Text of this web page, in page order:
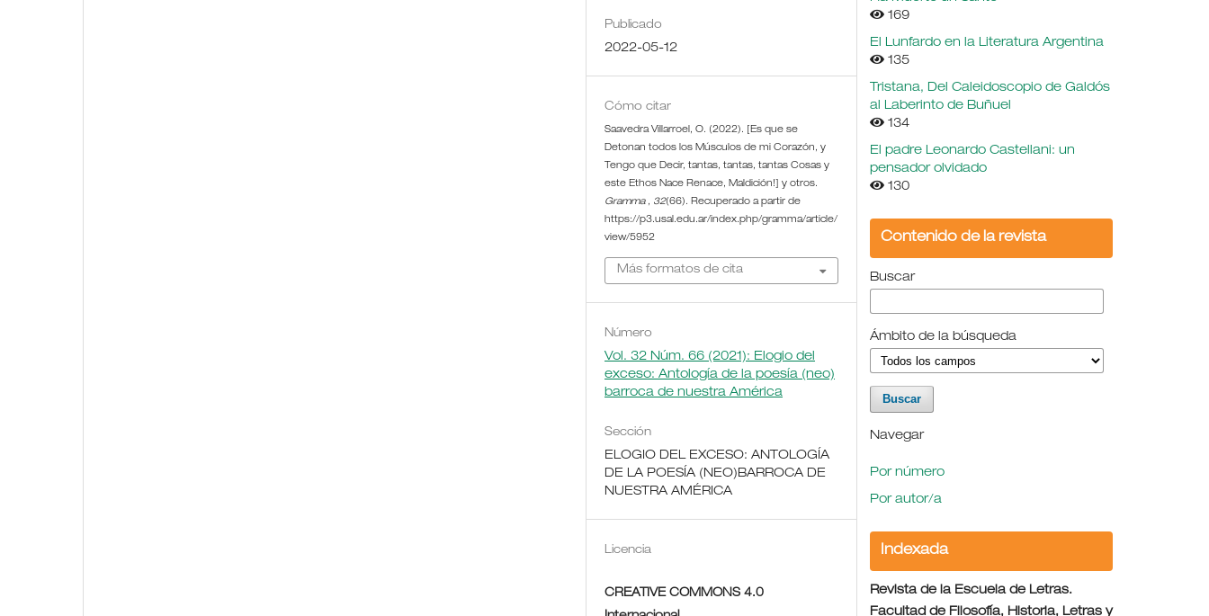
Publicado
2022-05-12
Cómo citar
Saavedra Villarroel, O. (2022). [Es que se
Detonan todos los Músculos de mi Corazón, y
Tengo que Decir, tantas, tantas, tantas Cosas y
este Ethos Nace Renace, Maldición!] y otros.
Gramma , 32(66). Recuperado a partir de
https://p3.usal.edu.ar/index.php/gramma/article/
view/5952
Más formatos de cita
Número
Vol. 32 Núm. 66 (2021): Elogio del
exceso: Antología de la poesía (neo)
barroca de nuestra América
Sección
ELOGIO DEL EXCESO: ANTOLOGÍA
DE LA POESÍA (NEO)BARROCA DE
NUESTRA AMÉRICA
Licencia
CREATIVE COMMONS 4.0
169
El Lunfardo en la Literatura Argentina
135
Tristana, Del Caleidoscopio de Galdós
al Laberinto de Buñuel
134
El padre Leonardo Castellani: un
pensador olvidado
130
Contenido de la revista
Buscar
Ámbito de la búsqueda
Navegar
Por número
Por autor/a
Indexada
Revista de la Escuela de Letras.
Facultad de Filosofía, Historia, Letras y